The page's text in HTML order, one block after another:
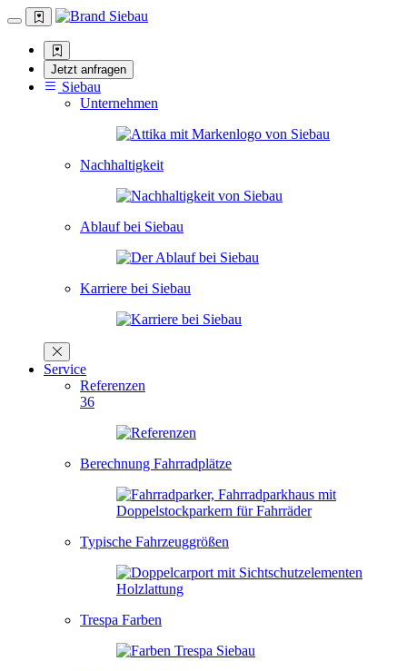
Jetzt anfragen
Siebau
Unternehmen
Nachhaltigkeit
Ablauf bei Siebau
Karriere bei Siebau
Service
Referenzen
36
Berechnung Fahrradplätze
Typische Fahrzeuggrößen
Trespa Farben